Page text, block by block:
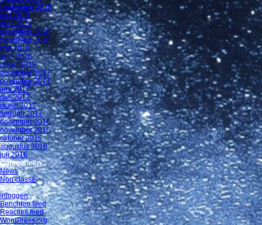
september 2019
mei 2019
april 2019
december 2018
november 2018
mei 2018
april 2018
maart 2018
december 2017
november 2017
juni 2017
mei 2017
maart 2017
februari 2017
december 2016
november 2016
oktober 2016
augustus 2016
juli 2016
Categorieën
News
Non classé
Meta
Inloggen
Berichten feed
Reacties feed
WordPress.org